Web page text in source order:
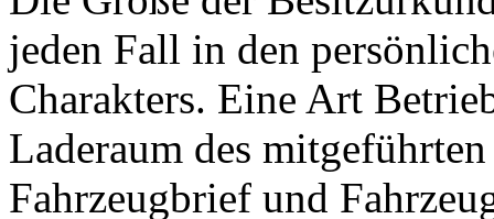
jeden Fall in den
Charakters. Eine Art
Laderaum des
Fahrzeugbrief und